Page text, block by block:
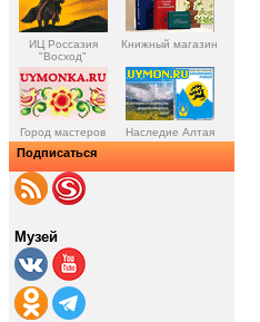
ИЦ Россазия
"Восход"
Книжный магазин
Город мастеров Наследие Алтая
Подписаться
Музей